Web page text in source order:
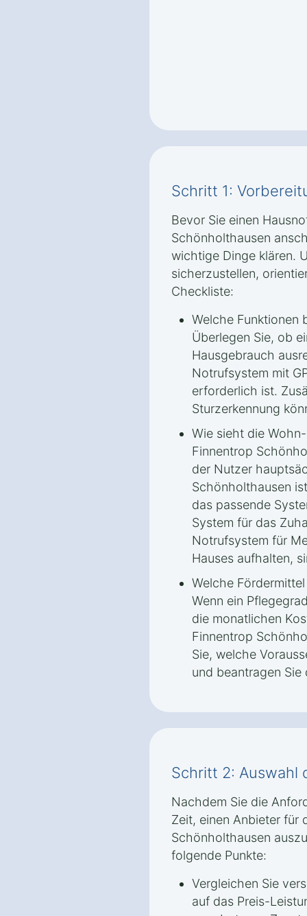
Schritt 1:
Bevor Sie einen
Schönholthausen
wichtige Dinge klären.
sicherzustellen,
Checkliste:
Welche Funktionen
Überlegen Sie, ob
Hausgebrauch
Notrufsystem mit
erforderlich ist.
Sturzerkennung
Wie sieht die
Finnentrop
der Nutzer
Schönholthausen
das passende
System für das
Notrufsystem für
Hauses aufhalten,
Welche
Wenn ein
die monatlichen
Finnentrop
Sie, welche
und beantragen
Schritt 2: Auswahl
Nachdem Sie die
Zeit, einen Anbieter für
Schönholthausen
folgende Punkte:
Vergleichen Sie
auf das Preis-